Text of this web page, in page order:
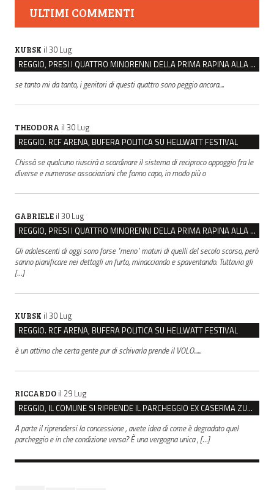
ULTIMI COMMENTI
KURSK il 30 Lug
REGGIO, PRESI I QUATTRO MINORENNI DELLA PRIMA RAPINA ALLA FARMACIA DI COVIOLO
se tanto mi da tanto, i genitori di questi quattro sono peggio ancora....
THEODORA il 30 Lug
REGGIO. RCF ARENA, BUFERA POLITICA SU HELLWATT FESTIVAL
Chissà se qualcuno riuscirà a scardinare il sistema di reciproco appoggio fra le
diverse e numerose associazioni che fanno capo, in modo più o
GABRIELE il 30 Lug
REGGIO, PRESI I QUATTRO MINORENNI DELLA PRIMA RAPINA ALLA FARMACIA DI COVIOLO
Gli adolescenti di oggi sono forse "meno" maturi di quelli del secolo scorso, però
sanno pianificare nei dettagli un furto, minacciando e spaventando. Tuttavia gli
[…]
KURSK il 30 Lug
REGGIO. RCF ARENA, BUFERA POLITICA SU HELLWATT FESTIVAL
è un attimo che certa gente pur di schivarla prende il VOLO......
RICCARDO il 29 Lug
REGGIO, IL COMUNE SI RIPRENDE IL PARCHEGGIO EX CASERMA ZUCCHI PER 4,6 MILIONI
A parte il riprendersi la concessione , avete idea di come è degradato quel
parcheggio e in che condizione versa? È una vergogna unica , […]